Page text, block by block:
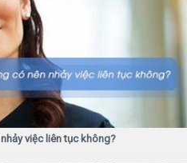
việc liên tục không?